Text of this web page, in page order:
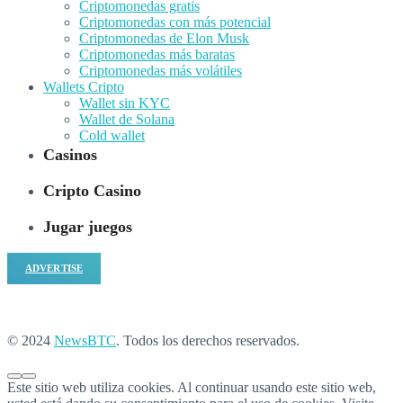
Criptomonedas gratis
Criptomonedas con más potencial
Criptomonedas de Elon Musk
Criptomonedas más baratas
Criptomonedas más volátiles
Wallets Cripto
Wallet sin KYC
Wallet de Solana
Cold wallet
Casinos
Cripto Casino
Jugar juegos
ADVERTISE
© 2024 NewsBTC. Todos los derechos reservados.
Este sitio web utiliza cookies. Al continuar usando este sitio web,